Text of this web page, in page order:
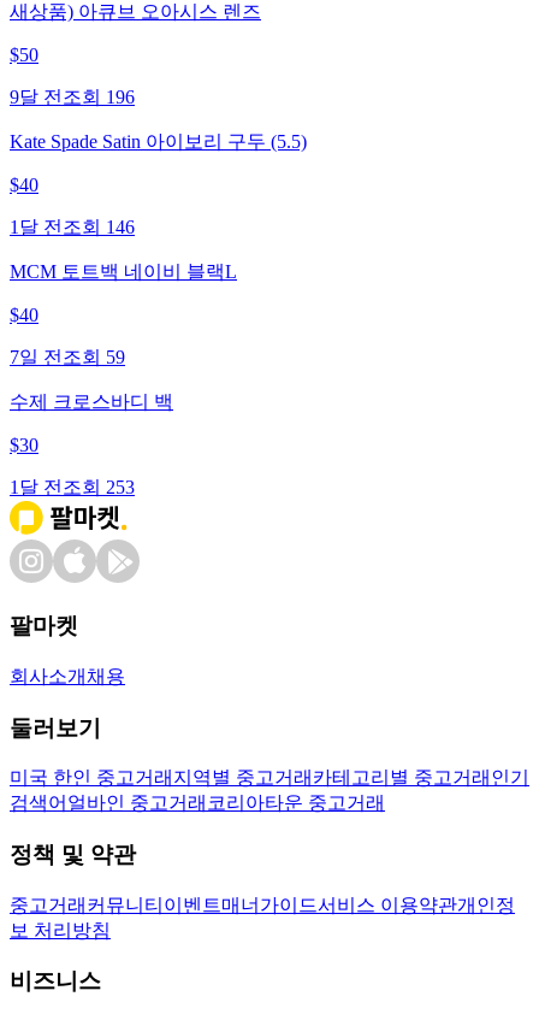
새상품) 아큐브 오아시스 렌즈
$50
9달 전 조회 196
Kate Spade Satin 아이보리 구두 (5.5)
$40
1달 전 조회 146
MCM 토트백 네이비 블랙L
$40
7일 전 조회 59
수제 크로스바디 백
$30
1달 전 조회 253
팔마켓
회사소개 채용
둘러보기
미국 한인 중고거래 지역별 중고거래 카테고리별 중고거래 인기
검색어 얼바인 중고거래 코리아타운 중고거래
정책 및 약관
중고거래 커뮤니티 이벤트매너가이드서비스 이용약관개인정
보 처리방침
비즈니스